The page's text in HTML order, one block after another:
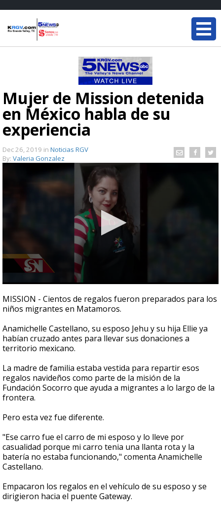
Mujer de Mission detenida
en México habla de su
experiencia
Dec 26, 2019 in Noticias RGV
By: Valeria Gonzalez
seconds
of
3
7
seconds
MISSION - Cientos de regalos fueron preparados para los
niños migrantes en Matamoros.
Anamichelle Castellano, su esposo Jehu y su hija Ellie ya
habían cruzado antes para llevar sus donaciones a
territorio mexicano.
La madre de familia estaba vestida para repartir esos
regalos navideños como parte de la misión de la
Fundación Socorro que ayuda a migrantes a lo largo de la
frontera.
Pero esta vez fue diferente.
"Ese carro fue el carro de mi esposo y lo lleve por
casualidad porque mi carro tenia una llanta rota y la
batería no estaba funcionando," comenta Anamichelle
Castellano.
Empacaron los regalos en el vehículo de su esposo y se
dirigieron hacia el puente Gateway.